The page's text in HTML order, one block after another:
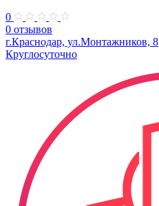
0
0 отзывов
г.Краснодар, ул.Монтажников, 8
Круглосуточно